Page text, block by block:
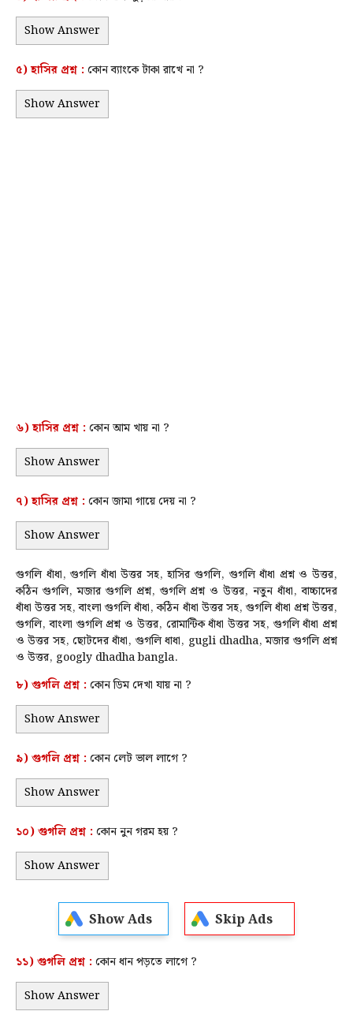
Show Answer
৫)হাসির প্রশ্ন : কোন ব্যাংকে টাকা রাখে না ?
Show Answer
৬)হাসির প্রশ্ন : কোন আম খায় না ?
Show Answer
৭)হাসির প্রশ্ন : কোন জামা গায়ে দেয় না ?
Show Answer
গুগলি ধাঁধা, গুগলি ধাঁধা উত্তর সহ, হাসির গুগলি, গুগলি ধাঁধা প্রশ্ন ও উত্তর,
কঠিন গুগলি, মজার গুগলি প্রশ্ন, গুগলি প্রশ্ন ও উত্তর, নতুন ধাঁধা, বাচ্চাদের
ধাঁধা উত্তর সহ, বাংলা গুগলি ধাঁধা, কঠিন ধাঁধা উত্তর সহ, গুগলি ধাঁধা প্রশ্ন উত্তর,
গুগলি, বাংলা গুগলি প্রশ্ন ও উত্তর, রোমান্টিক ধাঁধা উত্তর সহ, গুগলি ধাঁধা প্রশ্ন
ও উত্তর সহ, ছোটদের ধাঁধা, গুগলি ধাধা, gugli dhadha, মজার গুগলি প্রশ্ন
ও উত্তর, googly dhadha bangla.
৮) গুগলি প্রশ্ন : কোন ডিম দেখা যায় না ?
Show Answer
৯) গুগলি প্রশ্ন : কোন লেট ভাল লাগে ?
Show Answer
১০) গুগলি প্রশ্ন : কোন নুন গরম হয় ?
Show Answer
Show Ads Skip Ads
১১) গুগলি প্রশ্ন : কোন ধান পড়তে লাগে ?
Show Answer